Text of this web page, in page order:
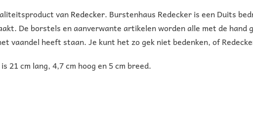
vanRedecker. Burstenhaus Redecker is een Duits
De borstels en aanverwante artikelen worden alle met de
vaandel heeft staan. Je kunt het zo gek niet bedenken, of
21 cm lang, 4,7 cm hoog en 5 cm breed.